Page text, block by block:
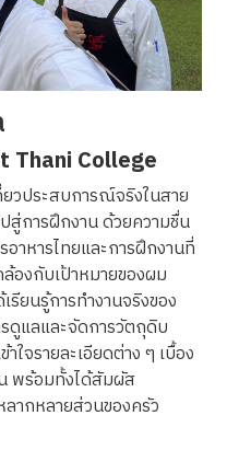
Thani College
วประสบการณ์จริงในสาย
สู่การฝึกงาน ด้วยความชื่น
อาหารไทยและการฝึกงานที่
องกับเป้าหมายของผม
รียนรู้การทำงานจริงของ
ดูแลและจัดการวัตถุดิบ
จรายละเอียดต่าง ๆ เบื้อง
พร้อมทั้งได้สัมผัส
ากหลายส่วนของครัว